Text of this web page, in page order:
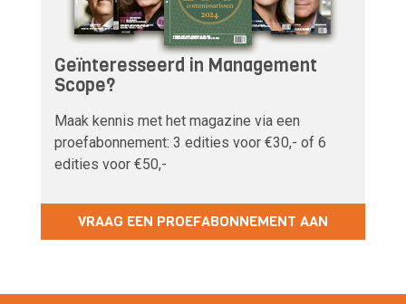
Geïnteresseerd in Management
Scope?
Maak kennis met het magazine via een
proefabonnement: 3 edities voor €30,- of 6
edities voor €50,-
VRAAG EEN PROEFABONNEMENT AAN